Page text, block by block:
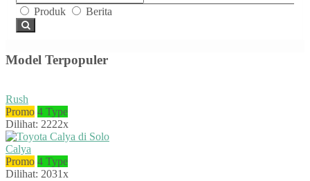
Produk Berita
Model Terpopuler
Rush
Promo 4 Type
Dilihat: 2222x
Calya
Promo 4 Type
Dilihat: 2031x